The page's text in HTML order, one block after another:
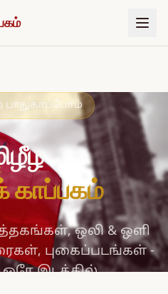
ஒலி & ஒளி
புகைப்படங்கள் -
இடத்தில்